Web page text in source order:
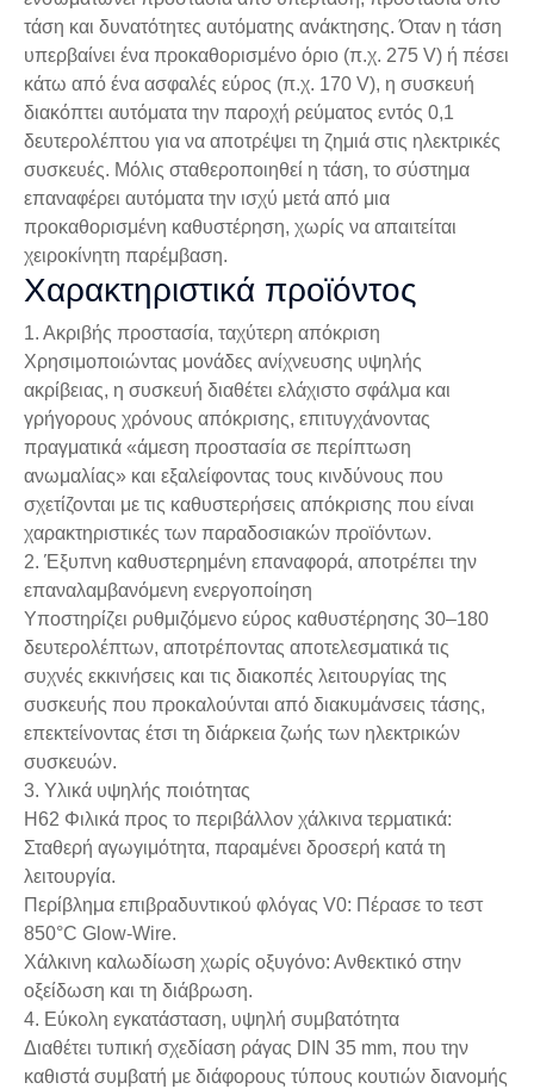
τάση και δυνατότητες αυτόματης ανάκτησης. Όταν η τάση
υπερβαίνει ένα προκαθορισμένο όριο (π.χ. 275 V) ή πέσει
κάτω από ένα ασφαλές εύρος (π.χ. 170 V), η συσκευή
διακόπτει αυτόματα την παροχή ρεύματος εντός 0,1
δευτερολέπτου για να αποτρέψει τη ζημιά στις ηλεκτρικές
συσκευές. Μόλις σταθεροποιηθεί η τάση, το σύστημα
επαναφέρει αυτόματα την ισχύ μετά από μια
προκαθορισμένη καθυστέρηση, χωρίς να απαιτείται
χειροκίνητη παρέμβαση.
Χαρακτηριστικά προϊόντος
1. Ακριβής προστασία, ταχύτερη απόκριση
Χρησιμοποιώντας μονάδες ανίχνευσης υψηλής
ακρίβειας, η συσκευή διαθέτει ελάχιστο σφάλμα και
γρήγορους χρόνους απόκρισης, επιτυγχάνοντας
πραγματικά «άμεση προστασία σε περίπτωση
ανωμαλίας» και εξαλείφοντας τους κινδύνους που
σχετίζονται με τις καθυστερήσεις απόκρισης που είναι
χαρακτηριστικές των παραδοσιακών προϊόντων.
2. Έξυπνη καθυστερημένη επαναφορά, αποτρέπει την
επαναλαμβανόμενη ενεργοποίηση
Υποστηρίζει ρυθμιζόμενο εύρος καθυστέρησης 30–180
δευτερολέπτων, αποτρέποντας αποτελεσματικά τις
συχνές εκκινήσεις και τις διακοπές λειτουργίας της
συσκευής που προκαλούνται από διακυμάνσεις τάσης,
επεκτείνοντας έτσι τη διάρκεια ζωής των ηλεκτρικών
συσκευών.
3. Υλικά υψηλής ποιότητας
H62 Φιλικά προς το περιβάλλον χάλκινα τερματικά:
Σταθερή αγωγιμότητα, παραμένει δροσερή κατά τη
λειτουργία.
Περίβλημα επιβραδυντικού φλόγας V0: Πέρασε το τεστ
850°C Glow-Wire.
Χάλκινη καλωδίωση χωρίς οξυγόνο: Ανθεκτικό στην
οξείδωση και τη διάβρωση.
4. Εύκολη εγκατάσταση, υψηλή συμβατότητα
Διαθέτει τυπική σχεδίαση ράγας DIN 35 mm, που την
καθιστά συμβατή με διάφορους τύπους κουτιών διανομής